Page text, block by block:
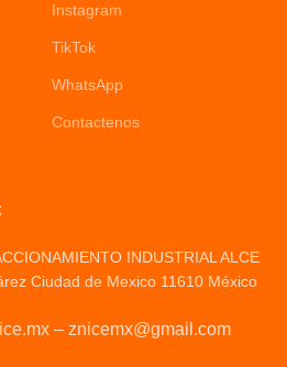
Instagram
TikTok
WhatsApp
Contactenos
INDUSTRIAL ALCE
Ciudad de Mexico 11610 México
– znicemx@gmail.com